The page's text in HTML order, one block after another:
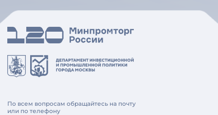
По всем вопросам обращайтесь на почту
или по телефону